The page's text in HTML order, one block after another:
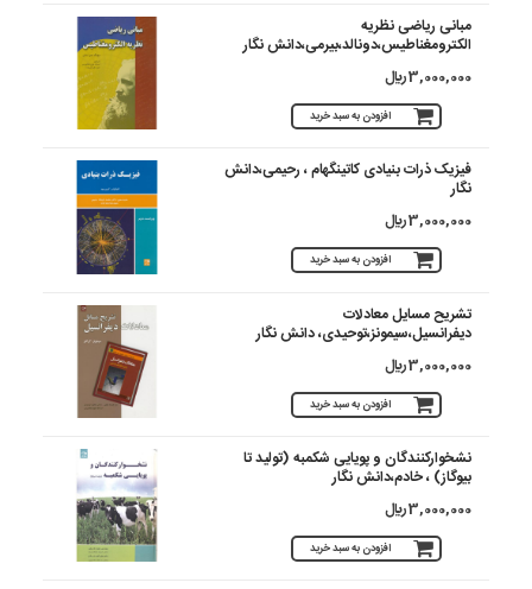
مبانی ریاضی نظریه
الکترومغناطیس،دونالد،بیرمی،دانش نگار
3,000,000 ريال
افزودن به سبد خرید
فیزیک ذرات بنیادی کاتینگهام ، رحیمی،دانش
نگار
3,000,000 ريال
افزودن به سبد خرید
تشریح مسایل معادلات
دیفرانسیل،سیمونز،توحیدی، دانش نگار
3,000,000 ريال
افزودن به سبد خرید
نشخوارکنندگان و پویایی شکمبه (تولید تا
بیوگاز) ، خادم،دانش نگار
3,000,000 ريال
افزودن به سبد خرید